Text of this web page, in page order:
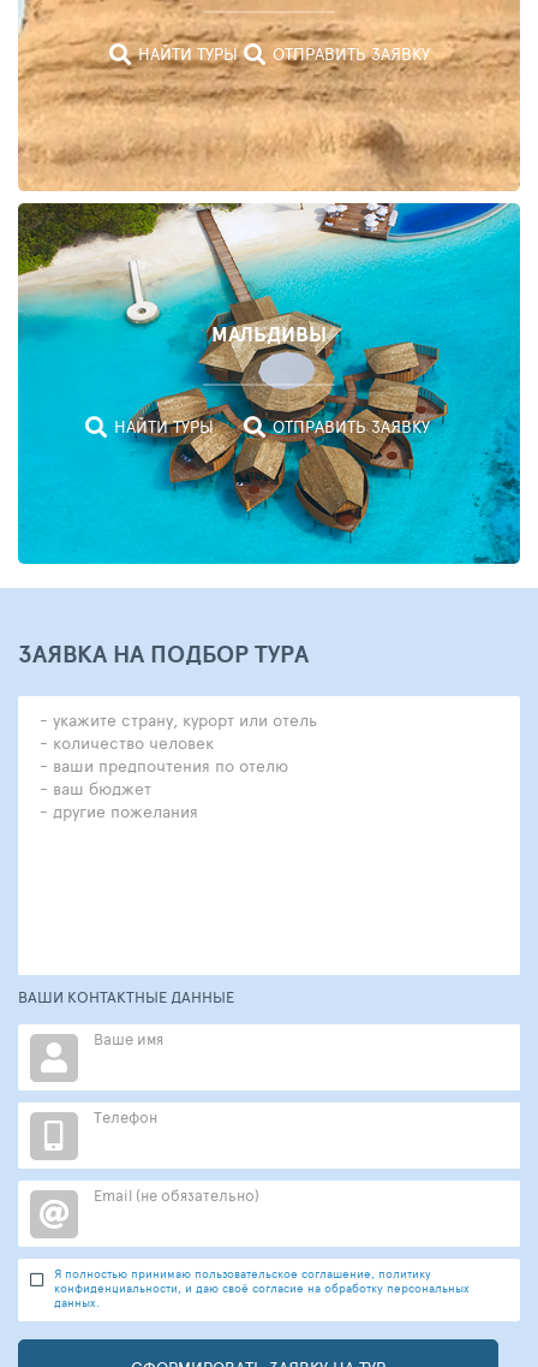
НАЙТИ ТУРЫ ОТПРАВИТЬ ЗАЯВКУ
НАЙТИ
ТУРЫ
ОТПРАВИТЬ
ЗАЯВКУ
МАЛЬДИВЫ
НАЙТИ ТУРЫ ОТПРАВИТЬ ЗАЯВКУ
ЗАЯВКА НА ПОДБОР ТУРА
ВАШИ КОНТАКТНЫЕ ДАННЫЕ
Ваше имя
Телефон
Email (не обязательно)
Я полностью принимаю пользовательское соглашение, политику
конфиденциальности, и даю своё согласие на обработку персональных
данных.